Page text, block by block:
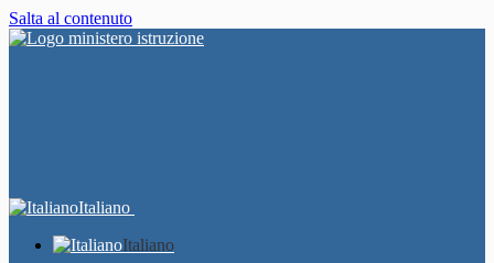
Salta al contenuto
Italiano
Italiano